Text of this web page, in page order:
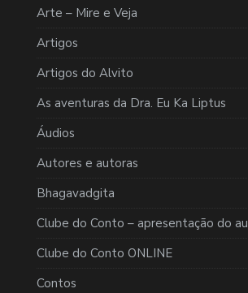
Arte – Mire e Veja
Artigos
Artigos do Alvito
As aventuras da Dra. Eu Ka Liptus
Áudios
Autores e autoras
Bhagavadgita
Clube do Conto – apresentação do
Clube do Conto ONLINE
Contos